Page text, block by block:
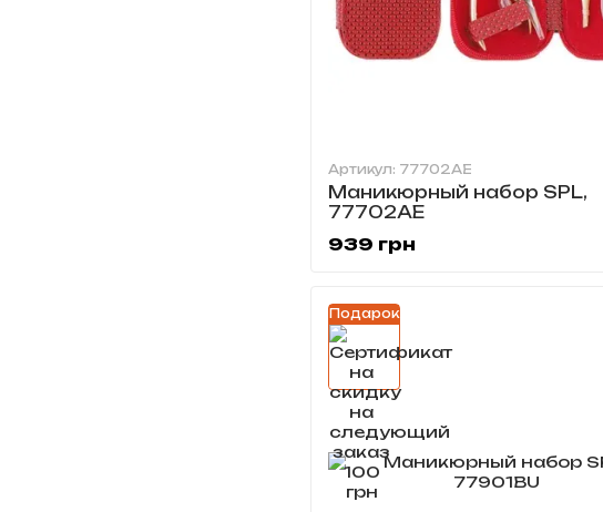
Артикул: 77702AE
Маникюрный набор SPL,
77702AE
939 грн
Подарок